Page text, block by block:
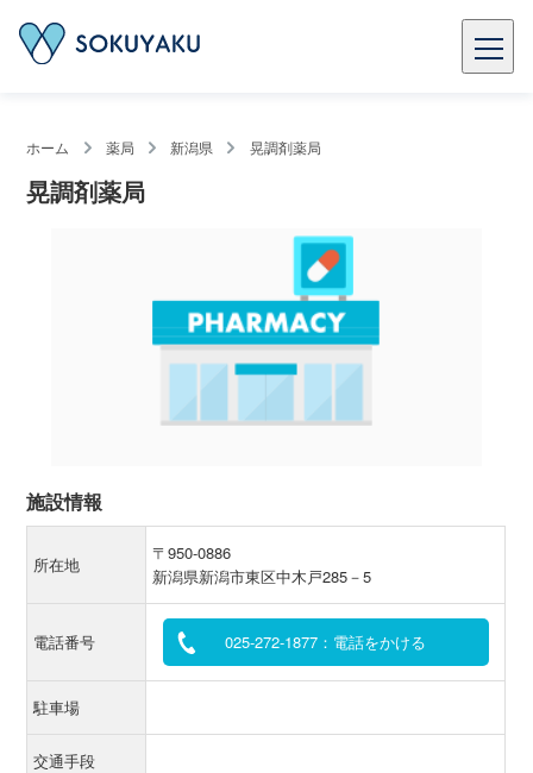
ホーム 薬局 新潟県 晃調剤薬局
晃調剤薬局
施設情報
所在地
〒950-0886
新潟県新潟市東区中木戸285－5
電話番号 025-272-1877：電話をかける
駐車場
交通手段